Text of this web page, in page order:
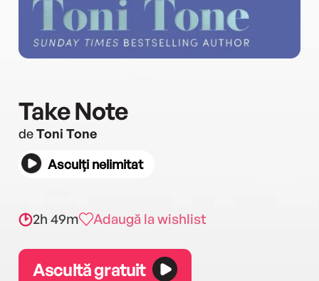
Take Note
deToni Tone
Asculți nelimitat
2h 49m Adaugă la wishlist
Ascultă gratuit